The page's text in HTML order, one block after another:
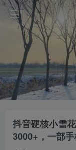
抖音硬核小雪
3000+，一部